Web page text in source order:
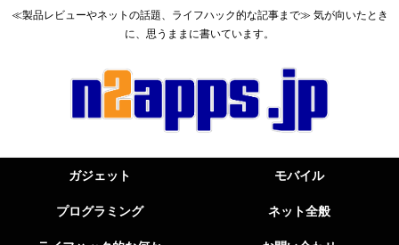
≪製品レビューやネットの話題、ライフハック的な記事まで≫ 気が向いたとき
に、思うままに書いています。
ガジェット モバイル
プログラミング ネット全般